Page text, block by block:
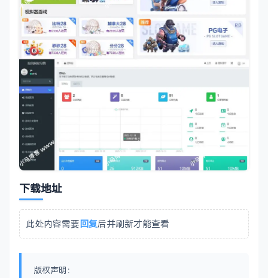
下载地址
此处内容需要回复后并刷新才能查看
版权声明：